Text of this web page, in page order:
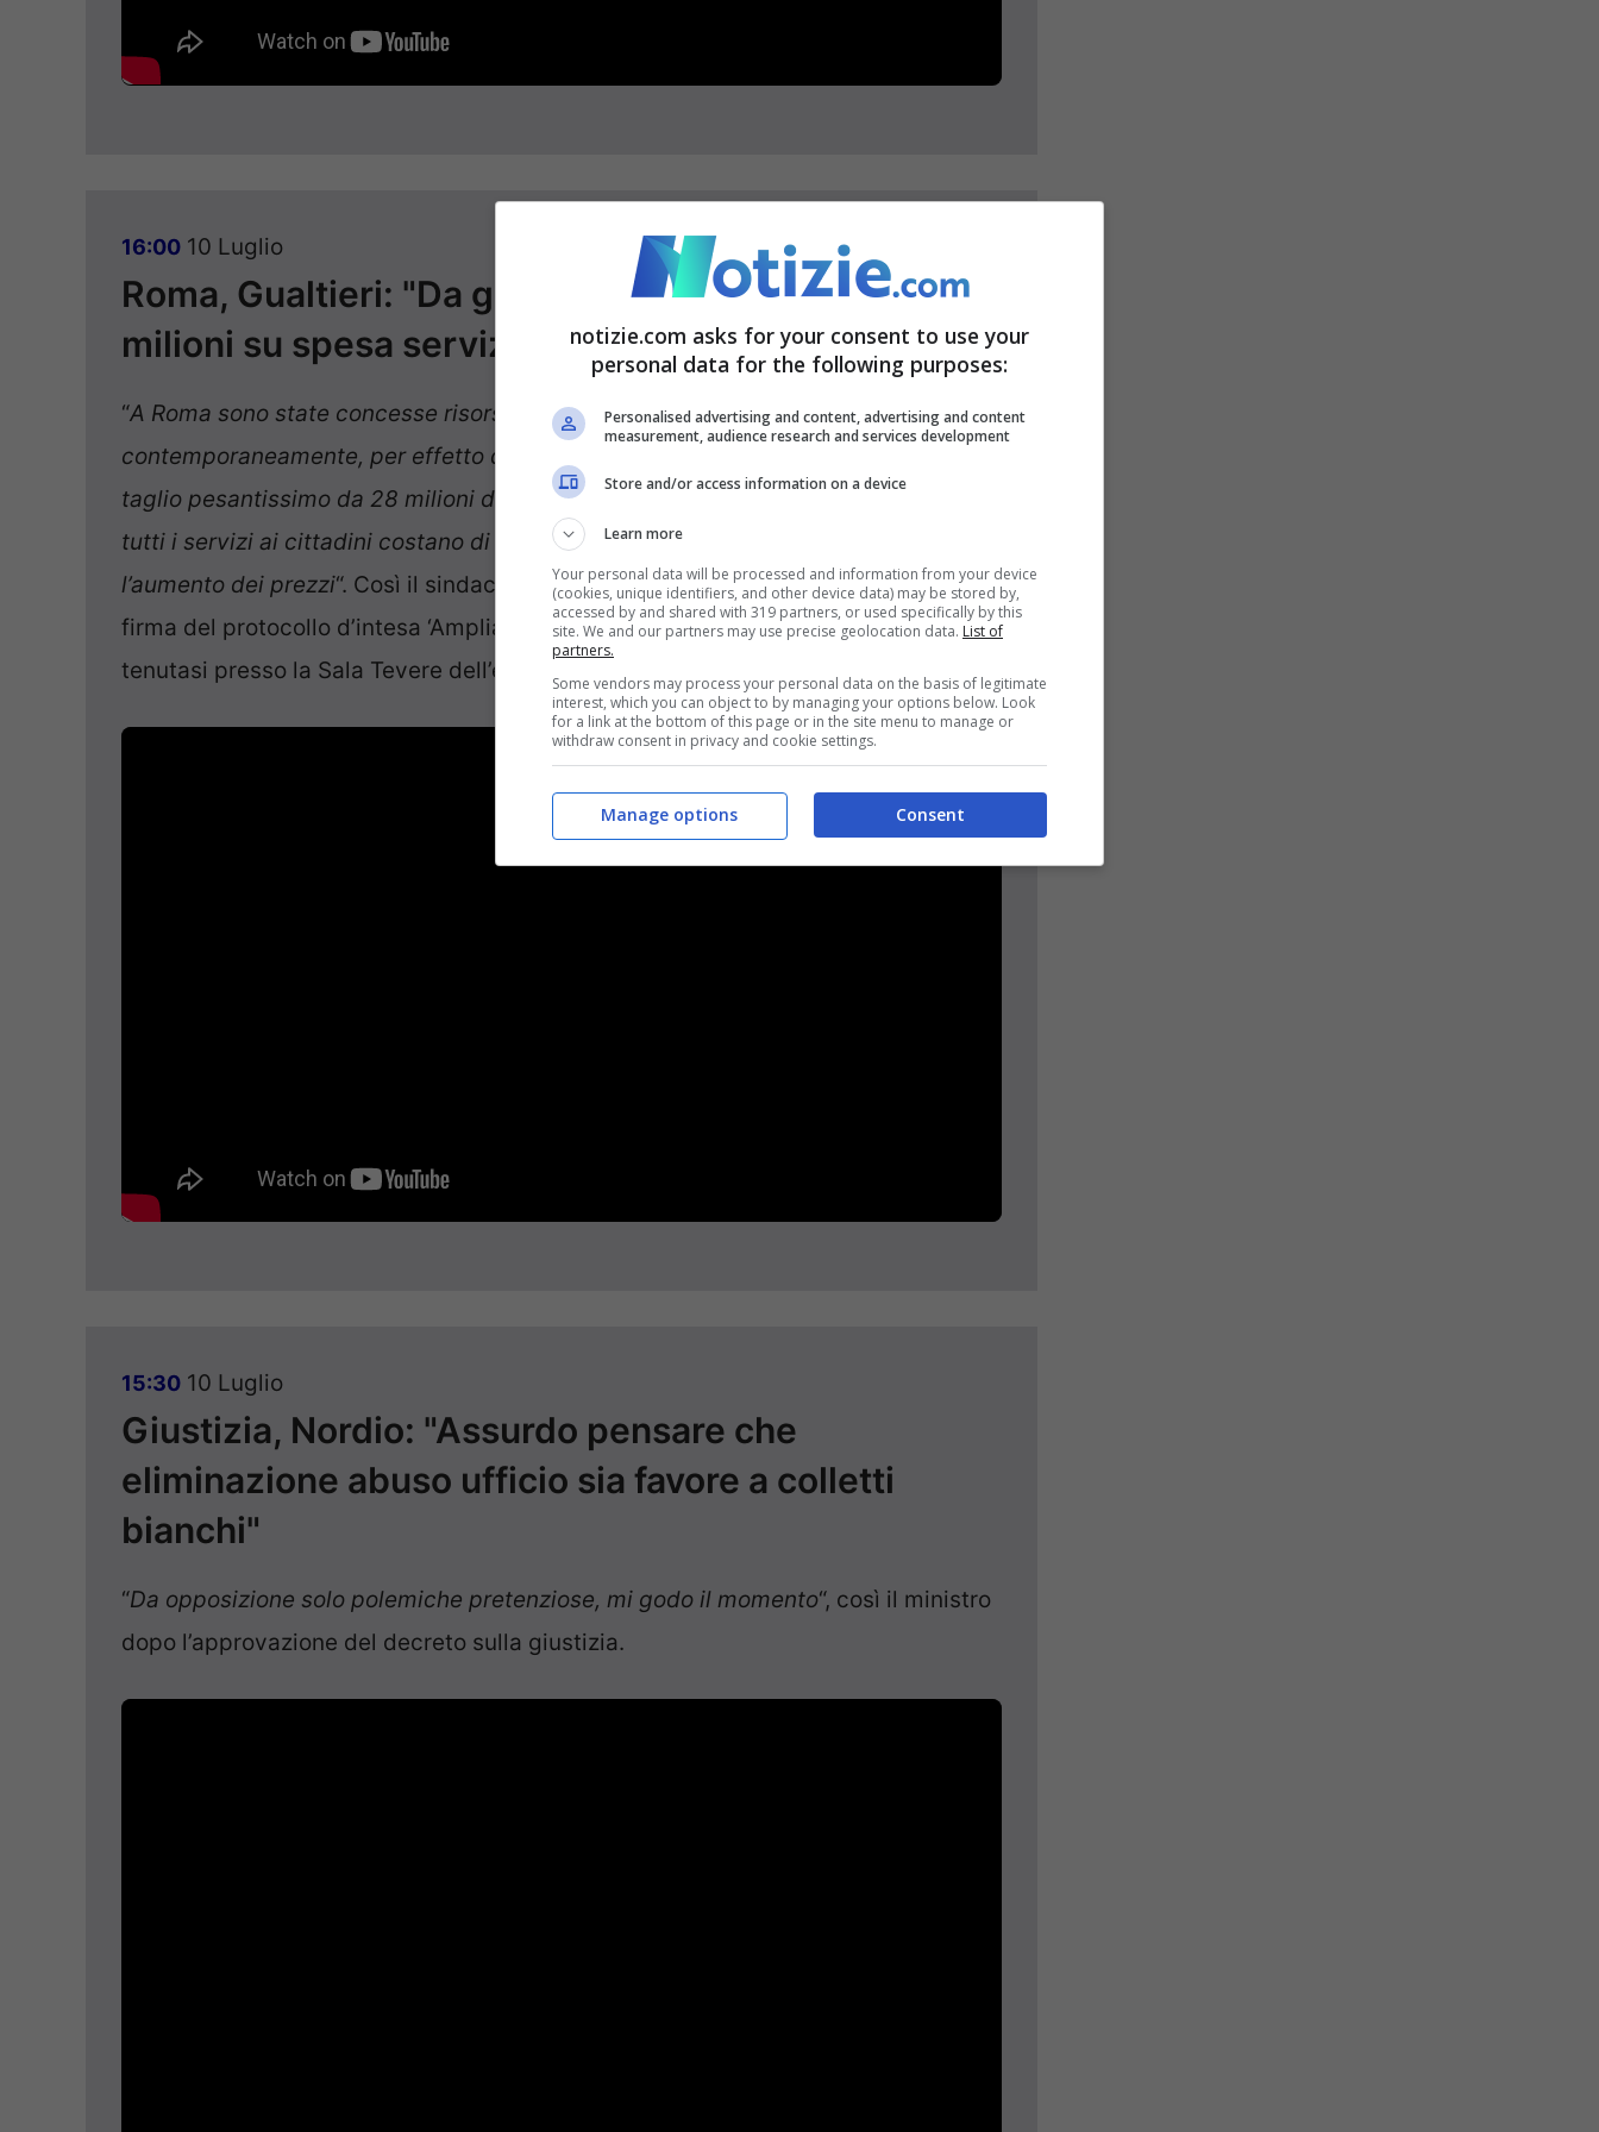
16:00 10 Luglio
Roma, Gualtieri: "Da governo taglio risorse per 28
milioni su spesa servizi essenziali"
“A Roma sono state concesse risorse per gli investimenti, ma
contemporaneamente, per effetto della scorsa legge di bilancio è arrivato un
taglio pesantissimo da 28 milioni di euro alla spesa corrente nel momento in cui
tutti i servizi ai cittadini costano di più per gli adeguamenti contrattuali e
l’aumento dei prezzi“. Così il sindaco di Roma, Roberto Gualtieri, a margine della
firma del protocollo d’intesa ‘Ampliamento città giudiziaria piazzale Clodio’
tenutasi presso la Sala Tevere dell’edificio del Palazzo della Regione Lazio.
15:30 10 Luglio
Giustizia, Nordio: "Assurdo pensare che
eliminazione abuso ufficio sia favore a colletti
bianchi"
“Da opposizione solo polemiche pretenziose, mi godo il momento“, così il ministro
dopo l’approvazione del decreto sulla giustizia.
notizie.com asks for your consent to use your
personal data for the following purposes:
Personalised advertising and content, advertising and content
measurement, audience research and services development
Store and/or access information on a device
Learn more
Your personal data will be processed and information from your device
(cookies, unique identifiers, and other device data) may be stored by,
accessed by and shared with 319 partners, or used specifically by this
site. We and our partners may use precise geolocation data. List of
partners.
Some vendors may process your personal data on the basis of legitimate
interest, which you can object to by managing your options below. Look
for a link at the bottom of this page or in the site menu to manage or
withdraw consent in privacy and cookie settings.
Consent
Manage options